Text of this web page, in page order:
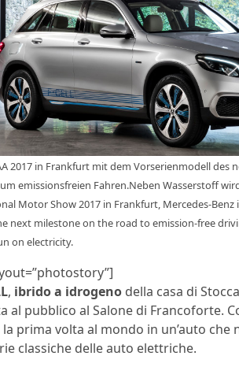
2017 in Frankfurt mit dem Vorserienmodell des
emissionsfreien Fahren.Neben Wasserstoff
Motor Show 2017 in Frankfurt, Mercedes-
next milestone on the road to emission-free
on electricity.
, ibrido a idrogeno della casa di
al pubblico al Salone di Francoforte.
prima volta al mondo in un’auto
classiche delle auto elettriche.